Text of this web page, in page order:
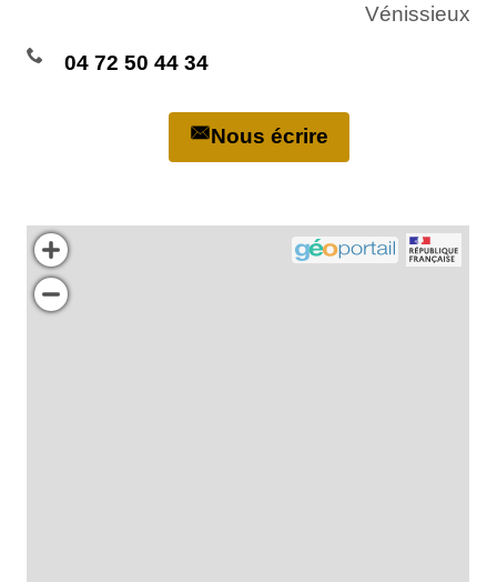
Vénissieux
04 72 50 44 34
Nous écrire